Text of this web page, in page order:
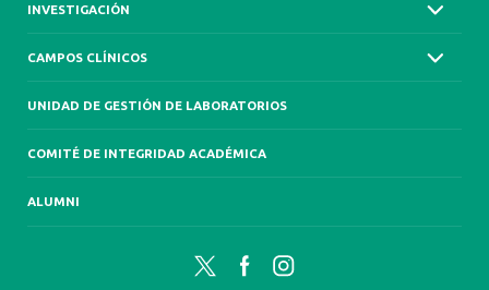
INVESTIGACIÓN
CAMPOS CLÍNICOS
UNIDAD DE GESTIÓN DE LABORATORIOS
COMITÉ DE INTEGRIDAD ACADÉMICA
ALUMNI
Twitter FacebookInstagram